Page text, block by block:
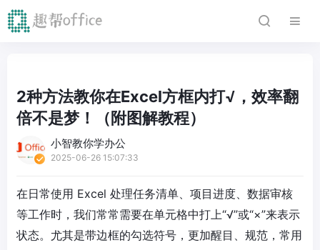
2种方法教你在Excel方框内打√，效率翻
倍不是梦！（附图解教程）
小智教你学办公
2025-06-26 15:07:33
在日常使用 Excel 处理任务清单、项目进度、数据审核
等工作时，我们常常需要在单元格中打上“√”或“×”来表示
状态。尤其是带边框的勾选符号，更加醒目、规范，常用